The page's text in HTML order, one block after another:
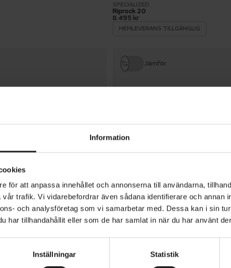
Information
för att anpassa innehållet och annonserna till användarna,
trafik. Vi vidarebefordrar även sådana identifierare och annan
och analysföretag som vi samarbetar med. Dessa kan i sin
har tillhandahållit eller som de har samlat in när du har använt
Inställningar Statistik
SPECIALIZED
Riprock 20
8 495 kr
HEMLEVERANS TILLGÄNGLIG
Jämför
SCOTT
Jämför